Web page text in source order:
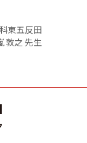
東五反田
敦之 先生